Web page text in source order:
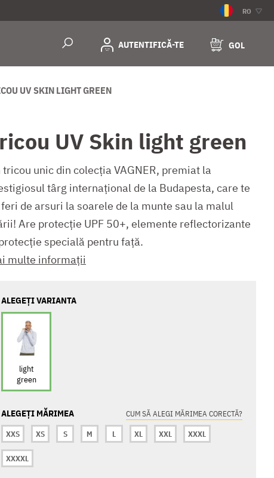
RO
AUTENTIFICĂ-TE GOL
UV SKIN LIGHT GREEN
UV Skin light green
tricou unic din colecția VAGNER, premiat la
târg internațional de la Budapesta, care te
de arsuri la soarele de la munte sau la malul
Are protecție UPF 50+, elemente reflectorizante
specială pentru față.
multe informații
ALEGEȚI VARIANTA
light
green
ALEGEȚI MĂRIMEA
CUM SĂ ALEGI MĂRIMEA CORECTĂ?
XXS
XS S M L XL XXL XXXL
XXXXL